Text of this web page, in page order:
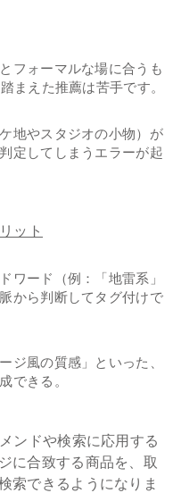
フォーマルな場に合うも
まえた推薦は苦手です。
地やスタジオの小物）が
定してしまうエラーが起
ット
ワード（例：「地雷系」
から判断してタグ付けで
ジ風の質感」といった、
できる。
ンドや検索に応用する
に合致する商品を、取
索できるようになりま